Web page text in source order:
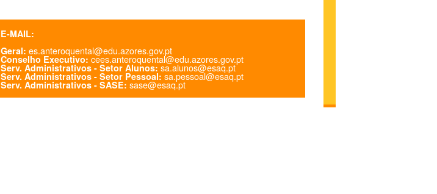
E-MAIL:
Geral: es.anteroquental@edu.azores.gov.pt
Conselho Executivo: cees.anteroquental@edu.azores.gov.pt
Serv. Administrativos - Setor Alunos: sa.alunos@esaq.pt
Serv. Administrativos - Setor Pessoal: sa.pessoal@esaq.pt
Serv. Administrativos - SASE: sase@esaq.pt